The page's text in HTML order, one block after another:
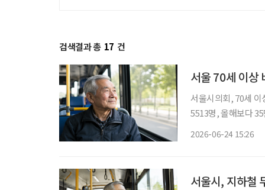
검색결과 총 17 건
서울 70세 이상
서울시의회, 70세 이
5513명, 올해보다
2026-06-24 15:26
서울시, 지하철